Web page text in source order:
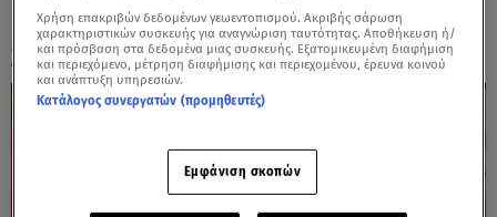
ΟΛΑ ΤΑ ΒΙΝΤΕΟ
Χρήση επακριβών δεδομένων γεωεντοπισμού. Ακριβής σάρωση
χαρακτηριστικών συσκευής για αναγνώριση ταυτότητας. Αποθήκευση ή/
και πρόσβαση στα δεδομένα μιας συσκευής. Εξατομικευμένη διαφήμιση
και περιεχόμενο, μέτρηση διαφήμισης και περιεχομένου, έρευνα κοινού
και ανάπτυξη υπηρεσιών.
Κατάλογος συνεργατών (προμηθευτές)
Εμφάνιση σκοπών